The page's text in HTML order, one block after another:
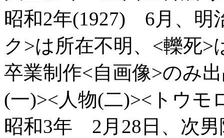
昭和2年(1927) 6月、明
ク>は所在不明、<轢死
卒業制作<自画像>のみ
(一)><人物(二)><トウモ
昭和3年 2月28日、次男